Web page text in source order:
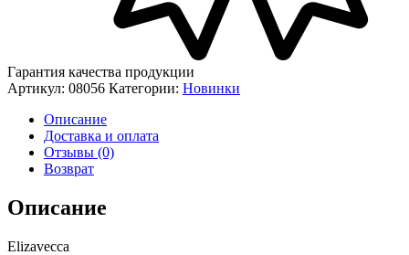
Гарантия качества продукции
Артикул: 08056 Категории: Новинки
Описание
Доставка и оплата
Отзывы (0)
Возврат
Описание
Elizavecca